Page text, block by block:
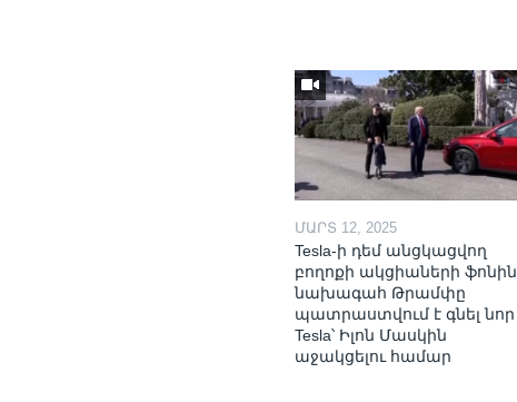
ՄԱՐՏ 12, 2025
Tesla-ի դեմ անցկացվող
բողոքի ակցիաների ֆոնին,
նախագահ Թրամփը
պատրաստվում է գնել նոր
Tesla՝ Իլոն Մասկին
աջակցելու համար